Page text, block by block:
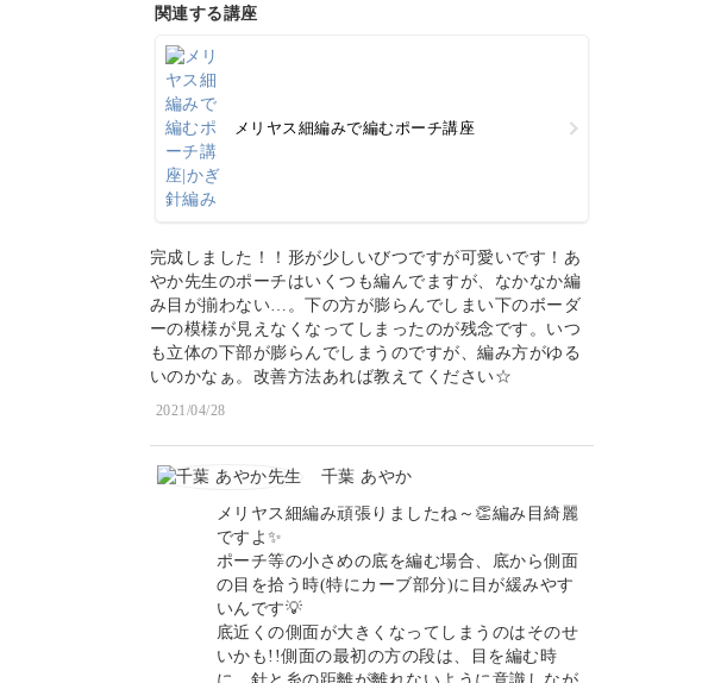
関連する講座
メリヤス細編みで編むポーチ講座
完成しました！！形が少しいびつですが可愛いです！あ
やか先生のポーチはいくつも編んでますが、なかなか編
み目が揃わない…。下の方が膨らんでしまい下のボーダ
ーの模様が見えなくなってしまったのが残念です。いつ
も立体の下部が膨らんでしまうのですが、編み方がゆる
いのかなぁ。改善方法あれば教えてください☆
2021/04/28
千葉 あやか
メリヤス細編み頑張りましたね～👏編み目綺麗
ですよ✨
ポーチ等の小さめの底を編む場合、底から側面
の目を拾う時(特にカーブ部分)に目が緩みやす
いんです💡
底近くの側面が大きくなってしまうのはそのせ
いかも!!側面の最初の方の段は、目を編む時